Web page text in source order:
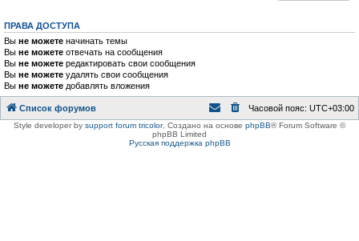
ПРАВА ДОСТУПА
Вы не можете начинать темы
Вы не можете отвечать на сообщения
Вы не можете редактировать свои сообщения
Вы не можете удалять свои сообщения
Вы не можете добавлять вложения
Список форумов Часовой пояс: UTC+03:00
Style developer by support forum tricolor, Создано на основе phpBB® Forum Software ©
phpBB Limited
Русская поддержка phpBB